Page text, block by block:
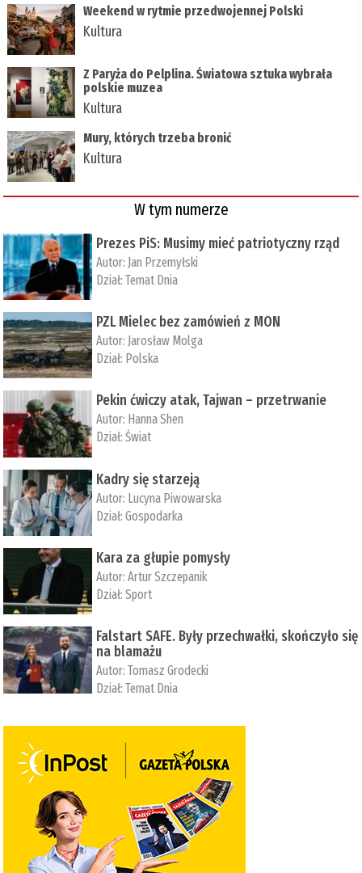
Weekend w rytmie przedwojennej Polski
Kultura
Z Paryża do Pelplina. Światowa sztuka wybrała
polskie muzea
Kultura
Mury, których trzeba bronić
Kultura
W tym numerze
Prezes PiS: Musimy mieć patriotyczny rząd
Autor: Jan Przemyłski
Dział:Temat Dnia
PZL Mielec bez zamówień z MON
Autor: Jarosław Molga
Dział: Polska
Pekin ćwiczy atak, Tajwan – przetrwanie
Autor: ­Hanna Shen
Dział:Świat
Kadry się starzeją
Autor: Lucyna Piwowarska
Dział:Gospodarka
Kara za głupie pomysły
Autor:Artur Szczepanik
Dział:Sport
Falstart SAFE. Były przechwałki, skończyło się
na blamażu
Autor:Tomasz Grodecki
Dział:Temat Dnia